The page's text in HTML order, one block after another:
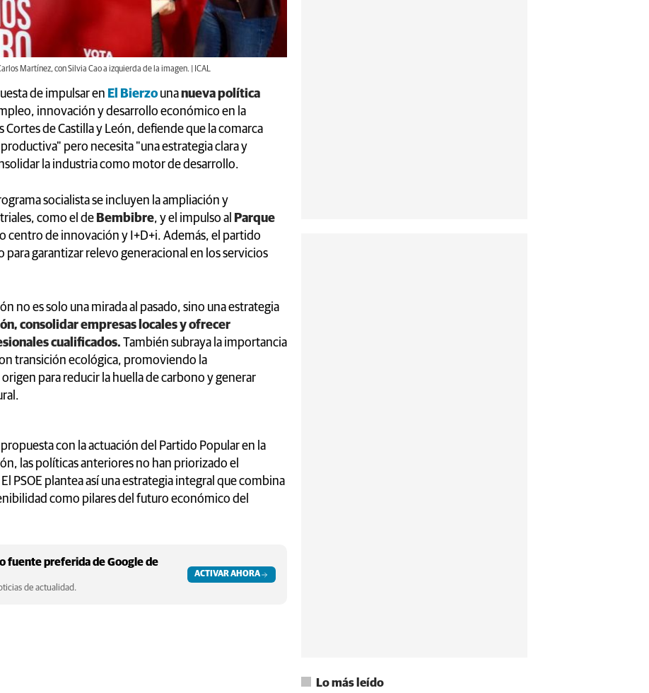
Martínez, con Silvia Cao a izquierda de la imagen. | ICAL
de impulsar en El Bierzo unanueva política
innovación y desarrollo económico en la
Cortes de Castilla y León, defiende que la comarca
pero necesita "una estrategia clara y
la industria como motor de desarrollo.
socialista se incluyen la ampliación y
como el de Bembibre, y el impulso al
Parque
centro de innovación y I+D+i. Además, el partido
garantizar relevo generacional en los servicios
no es solo una mirada al pasado, sino una estrategia
consolidar empresas locales y ofrecer
cualificados. También subraya la importancia
transición ecológica, promoviendo la
para reducir la huella de carbono y generar
con la actuación del Partido Popular en la
las políticas anteriores no han priorizado el
PSOE plantea así una estrategia integral que combina
como pilares del futuro económico del
fuente preferida de Google de
de actualidad.
ACTIVAR AHORA
Lo más leído